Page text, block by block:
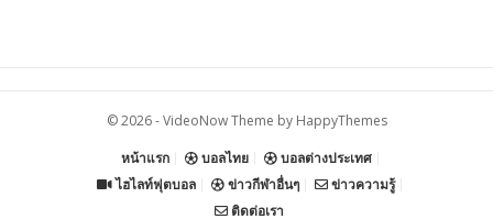
© 2026 -VideoNow Theme by HappyThemes
หน้าแรก
บอลไทย
บอลต่างประเทศ
ไฮไลท์ฟุตบอล
ข่าวกีฬาอื่นๆ
ข่าวความรู้
ติดต่อเรา